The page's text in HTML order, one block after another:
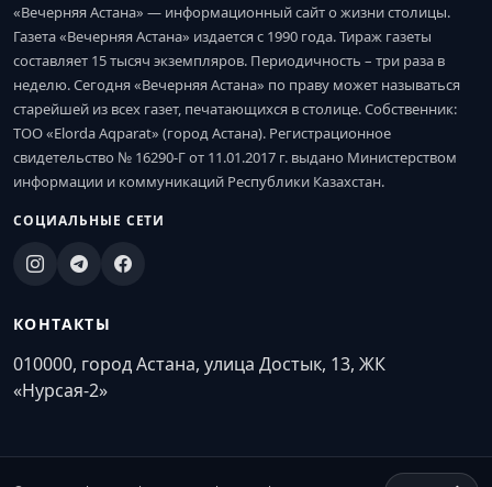
«Вечерняя Астана» — информационный сайт о жизни столицы.
Газета «Вечерняя Астана» издается с 1990 года. Тираж газеты
составляет 15 тысяч экземпляров. Периодичность – три раза в
неделю. Сегодня «Вечерняя Астана» по праву может называться
старейшей из всех газет, печатающихся в столице. Собственник:
ТОО «Elorda Aqparat» (город Астана). Регистрационное
свидетельство № 16290-Г от 11.01.2017 г. выдано Министерством
информации и коммуникаций Республики Казахстан.
СОЦИАЛЬНЫЕ СЕТИ
КОНТАКТЫ
010000, город Астана, улица Достык, 13, ЖК
«Нурсая-2»